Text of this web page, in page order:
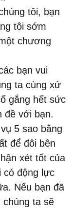
tôi, bạn
tôi sớm
chương
bạn vui
ta cùng xử
gắng hết sức
đề với bạn.
5 sao bằng
để đôi bên
xét tốt của
có động lực
Nếu bạn đã
chúng ta sẽ